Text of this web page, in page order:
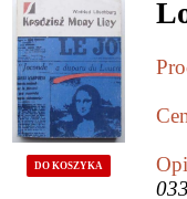
DO KOSZYKA